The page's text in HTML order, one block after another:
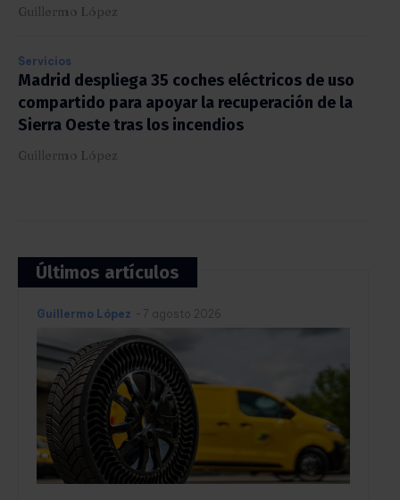
Guillermo López
Servicios
Madrid despliega 35 coches eléctricos de uso
compartido para apoyar la recuperación de la
Sierra Oeste tras los incendios
Guillermo López
Últimos artículos
Guillermo López - 7 agosto 2026